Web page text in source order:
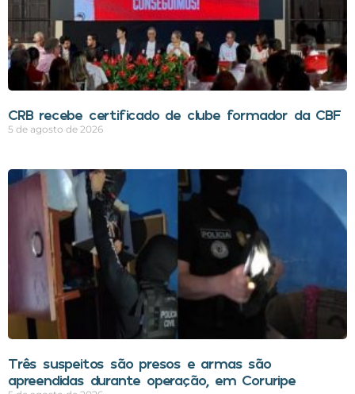
CRB recebe certificado de clube formador da CBF
5 de agosto de 2026
Três suspeitos são presos e armas são
apreendidas durante operação, em Coruripe